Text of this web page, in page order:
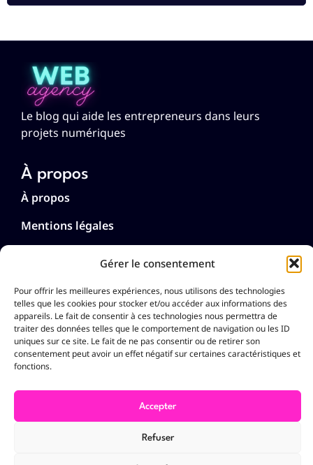
Gérer le consentement
Pour offrir les meilleures expériences, nous utilisons des technologies
telles que les cookies pour stocker et/ou accéder aux informations des
appareils. Le fait de consentir à ces technologies nous permettra de
traiter des données telles que le comportement de navigation ou les ID
uniques sur ce site. Le fait de ne pas consentir ou de retirer son
consentement peut avoir un effet négatif sur certaines caractéristiques et
fonctions.
Accepter
Refuser
Le blog qui aide les entrepreneurs dans leurs
projets numériques
À propos
À propos
Mentions légales
Langues
Français
English
Deutsch
Português